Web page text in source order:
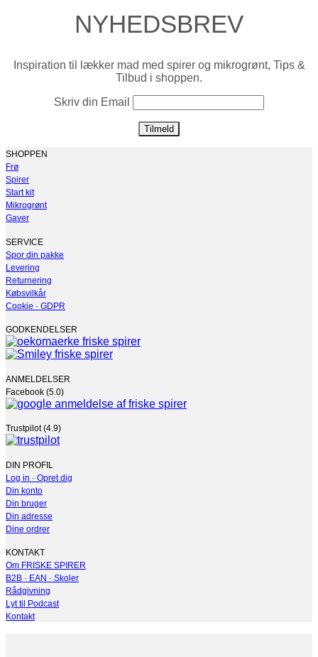
NYHEDSBREV
Inspiration til lækker mad med spirer og mikrogrønt, Tips &
Tilbud i shoppen.
Skriv din Email
SHOPPEN
Frø
Spirer
Start kit
Mikrogrønt
Gaver
SERVICE
Spor din pakke
Levering
Returnering
Købsvilkår
Cookie · GDPR
GODKENDELSER
ANMELDELSER
Facebook (5.0)
Trustpilot (4.9)
DIN PROFIL
Log in · Opret dig
Din konto
Din bruger
Din adresse
Dine ordrer
KONTAKT
Om FRISKE SPIRER
B2B · EAN · Skoler
Rådgivning
Lyt til Podcast
Kontakt